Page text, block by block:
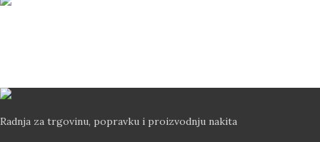
Radnja za trgovinu, popravku i proizvodnju nakita